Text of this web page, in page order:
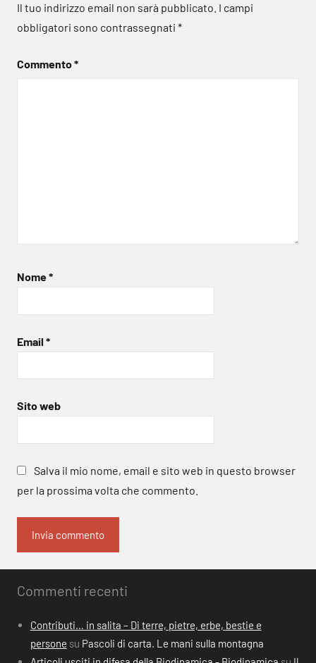
Il tuo indirizzo email non sarà pubblicato. I campi
obbligatori sono contrassegnati *
Commento*
Nome*
Email *
Sito web
Salva il mio nome, email e sito web in questo browser
per la prossima volta che commento.
Commenti recenti
Contributi… in salita – Di terre, pietre, erbe, bestie e
persone su Pascoli di carta. Le mani sulla montagna